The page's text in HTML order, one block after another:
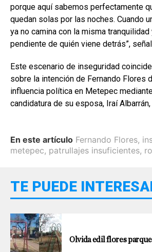
porque aquí sabemos perfectamente
quedan solas por las noches. Cuando
ya no camina con la misma
pendiente de quién viene detrás”,
Este escenario de inseguridad
sobre la intención de Fernando Flores
influencia política en Metepec
candidatura de su esposa, Iraí
En este artículo Fernando Flores,
metepec, patrullajes insuficientes,
TE PUEDE
Olvida edil flores